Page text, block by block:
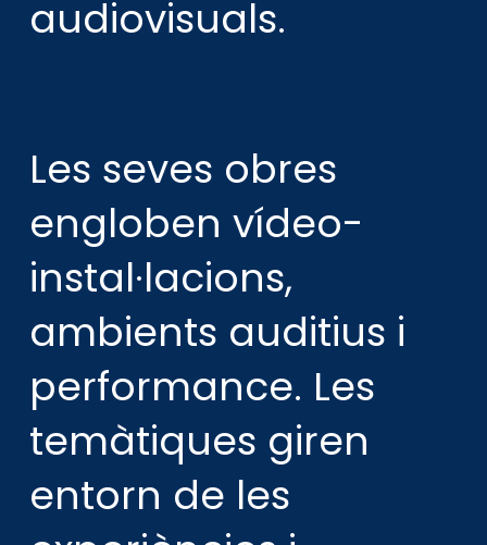
audiovisuals.
Les seves obres
engloben vídeo-
instal·lacions,
ambients auditius i
performance. Les
temàtiques giren
entorn de les